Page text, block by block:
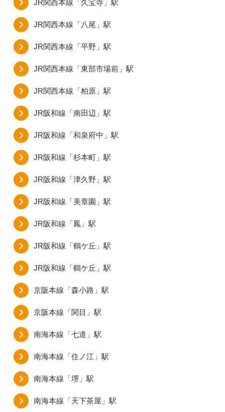
JR関西本線「久宝寺」駅
JR関西本線「八尾」駅
JR関西本線「平野」駅
JR関西本線「東部市場前」駅
JR関西本線「柏原」駅
JR阪和線「南田辺」駅
JR阪和線「和泉府中」駅
JR阪和線「杉本町」駅
JR阪和線「津久野」駅
JR阪和線「美章園」駅
JR阪和線「鳳」駅
JR阪和線「鶴ケ丘」駅
JR阪和線「鶴ケ丘」駅
京阪本線「森小路」駅
京阪本線「関目」駅
南海本線「七道」駅
南海本線「住ノ江」駅
南海本線「堺」駅
南海本線「天下茶屋」駅